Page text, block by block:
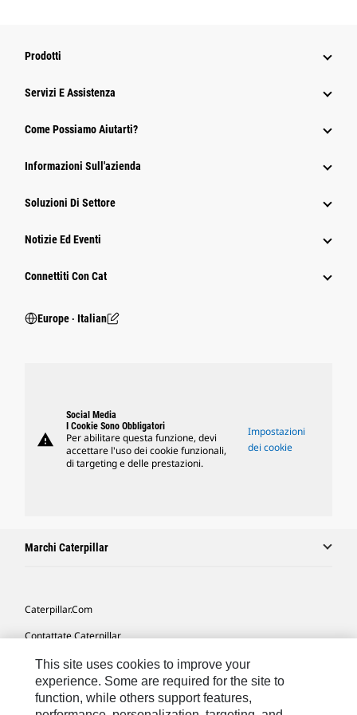
Prodotti
Servizi E Assistenza
Come Possiamo Aiutarti?
Informazioni Sull'azienda
Soluzioni Di Settore
Notizie Ed Eventi
Connettiti Con Cat
Europe ‧ Italian
warning
Social Media
I Cookie Sono Obbligatori
Per abilitare questa funzione, devi
accettare l'uso dei cookie funzionali,
di targeting e delle prestazioni.
Impostazioni
dei cookie
Marchi Caterpillar
Caterpillar.com
Contattate Caterpillar
Le Mie Preferenze Di Marketing
Mappa Del Sito
This site uses cookies to improve your
experience. Some are required for the site to
function, while others support features,